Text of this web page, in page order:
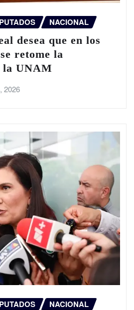
NACIONAL
desea que en los
retome la
la UNAM
2026
NACIONAL